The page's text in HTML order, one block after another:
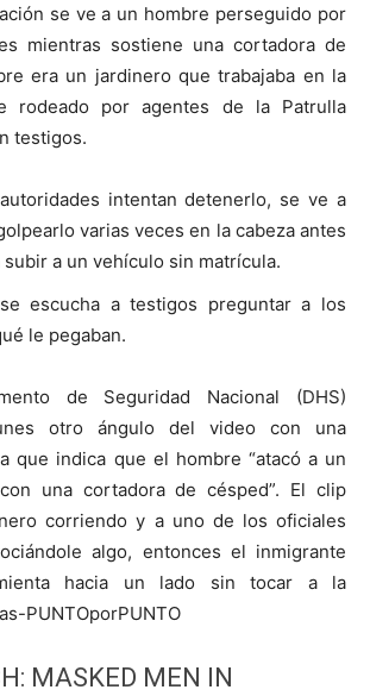
se ve a un hombre perseguido por
mientras sostiene una cortadora de
era un jardinero que trabajaba en la
rodeado por agentes de la Patrulla
testigos.
intentan detenerlo, se ve a
varias veces en la cabeza antes
a un vehículo sin matrícula.
escucha a testigos preguntar a los
le pegaban.
de Seguridad Nacional (DHS)
otro ángulo del video con una
que indica que el hombre “atacó a un
una cortadora de césped”. El clip
corriendo y a uno de los oficiales
algo, entonces el inmigrante
hacia un lado sin tocar a la
PUNTOporPUNTO
MASKED MEN IN